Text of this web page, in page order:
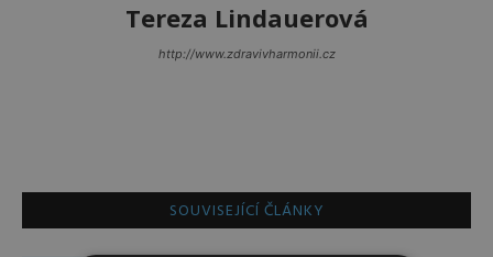
Tereza Lindauerová
http://www.zdravivharmonii.cz
SOUVISEJÍCÍ ČLÁNKY